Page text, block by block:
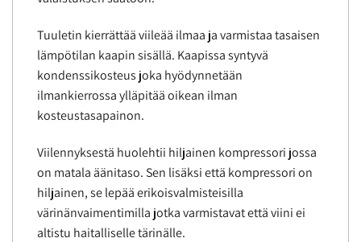
Tuuletin kierrättää viileää ilmaa ja varmistaa tasaisen
lämpötilan kaapin sisällä. Kaapissa syntyvä
kondenssikosteus joka hyödynnetään
ilmankierrossa ylläpitää oikean ilman
kosteustasapainon.
Viilennyksestä huolehtii hiljainen kompressori jossa
on matala äänitaso. Sen lisäksi että kompressori on
hiljainen, se lepää erikoisvalmisteisilla
värinänvaimentimilla jotka varmistavat että viini ei
altistu haitalliselle tärinälle.